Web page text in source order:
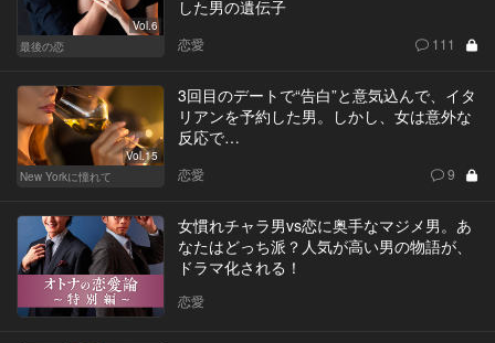
Vol.6
最後の恋
した男の遺伝子
恋愛 111
Vol.15
New Yorkに憧れて
3回目のデートで“告白”と意気込んで、イタ
リアンを予約した男。しかし、女は意外な
反応で…
恋愛 9
女慣れチャラ男vs恋に奥手なマジメ男。あ
なたはどっち派？人気が高い男の物語が、
ドラマ化される！
恋愛